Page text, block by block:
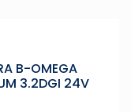
B-OMEGA
3.2DGI 24V